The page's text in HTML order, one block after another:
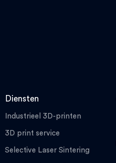
Diensten
Industrieel 3D-printen
3D print service
Selective Laser Sintering